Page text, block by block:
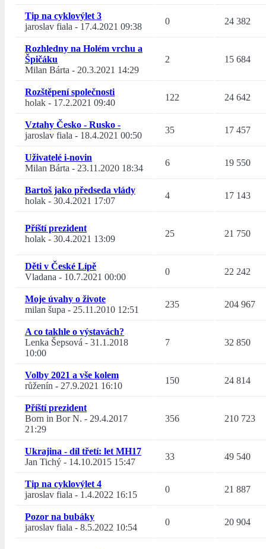
Tip na cyklovýlet 3
jaroslav fiala - 17.4.2021 09:38
0 24 382
Rozhledny na Holém vrchu a
Špičáku
Milan Bárta - 20.3.2021 14:29
2 15 684
Rozštěpení společnosti
holak - 17.2.2021 09:40
122 24 642
Vztahy Česko - Rusko -
jaroslav fiala - 18.4.2021 00:50
35 17 457
Uživatelé i-novin
Milan Bárta - 23.11.2020 18:34
6 19 550
Bartoš jako předseda vlády
holak - 30.4.2021 17:07
4 17 143
Příští prezident
holak - 30.4.2021 13:09
25 21 750
Děti v České Lípě
Vladana - 10.7.2021 00:00
0 22 242
Moje úvahy o živote
milan šupa - 25.11.2010 12:51
235 204 967
A co takhle o výstavách?
Lenka Šepsová - 31.1.2018
10:00
7 32 850
Volby 2021 a vše kolem
růženín - 27.9.2021 16:10
150 24 814
Příští prezident
Born in Bor N. - 29.4.2017
21:29
356 210 723
Ukrajina - díl třetí: let MH17
Jan Tichý - 14.10.2015 15:47
33 49 540
Tip na cyklovýlet 4
jaroslav fiala - 1.4.2022 16:15
0 21 887
Pozor na bubáky
jaroslav fiala - 8.5.2022 10:54
0 20 904